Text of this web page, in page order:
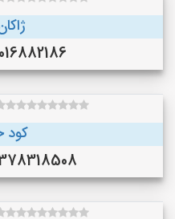
09016882186
کود
09378318508